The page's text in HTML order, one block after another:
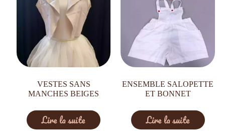
VESTES SANS
MANCHES BEIGES
Lire la suite
ENSEMBLE SALOPETTE
ET BONNET
Lire la suite